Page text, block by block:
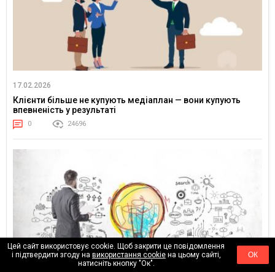
17.02.2026
Клієнти більше не купують медіаплан — вони купують
впевненість у результаті
0 24696
Цей сайт використовує cookie. Щоб закрити це повідомлення
і підтвердити згоду на використання cookieна цьому сайті,
натисніть кнопку "Ок".
ОК